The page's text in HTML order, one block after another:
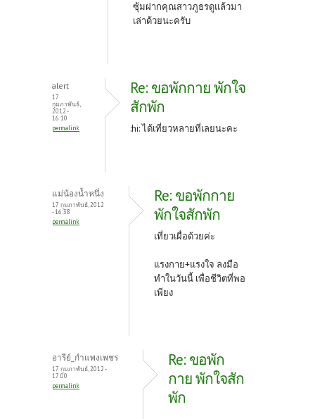
ซุ้มฝากคุณสาวภูธรดูแล้วมา
เล่าด้วยนะครับ
alert
17
กุมภาพันธ์,
2012 -
16:10
permalink
Re: ขอพักกาย พักใจ
สักพัก
:hi: ได้เที่ยวหลายที่เลยนะคะ
แม่น้องน้ำหนึ่ง
17 กุมภาพันธ์, 2012
- 16:38
permalink
Re: ขอพักกาย
พักใจสักพัก
เที่ยวเผื่อด้วยค่ะ
แรงกาย+แรงใจ ลงมือ
ทำในวันนี้ เพื่อชีวิตที่พอ
เพียง
อารีย์_กำแพงเพชร
17 กุมภาพันธ์, 2012 -
17:00
permalink
Re: ขอพัก
กาย พักใจสัก
พัก